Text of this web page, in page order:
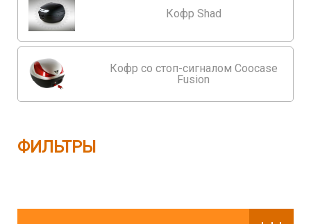
Кофр Shad
Кофр со стоп-сигналом Coocase
Fusion
ФИЛЬТРЫ